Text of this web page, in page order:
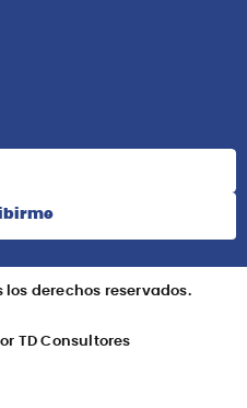
los derechos reservados.
TD Consultores